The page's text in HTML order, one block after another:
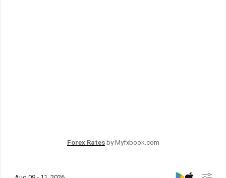
Forex Rates by Myfxbook.com